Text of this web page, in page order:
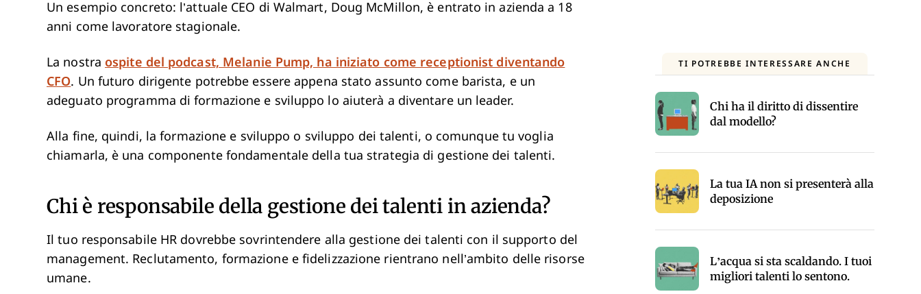
Un esempio concreto: l’attuale CEO di Walmart, Doug McMillon, è entrato in azienda a 18
anni come lavoratore stagionale.
La nostra ospite del podcast, Melanie Pump, ha iniziato come receptionist diventando
CFO. Un futuro dirigente potrebbe essere appena stato assunto come barista, e un
adeguato programma di formazione e sviluppo lo aiuterà a diventare un leader.
Alla fine, quindi, la formazione e sviluppo o sviluppo dei talenti, o comunque tu voglia
chiamarla, è una componente fondamentale della tua strategia di gestione dei talenti.
Chi è responsabile della gestione dei talenti in azienda?
Il tuo responsabile HR dovrebbe sovrintendere alla gestione dei talenti con il supporto del
management. Reclutamento, formazione e fidelizzazione rientrano nell’ambito delle risorse
umane.
TI POTREBBE INTERESSARE ANCHE
Chi ha il diritto di dissentire
dal modello?
La tua IA non si presenterà alla
deposizione
L’acqua si sta scaldando. I tuoi
migliori talenti lo sentono.